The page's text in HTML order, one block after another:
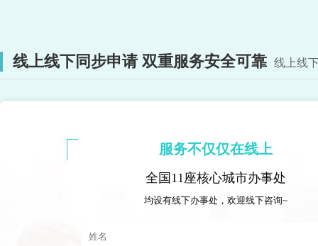
线上线下同步申请 双重服务安全可靠 线上线
服务不仅仅在线上
全国11座核心城市办事处
均设有线下办事处，欢迎线下咨询~